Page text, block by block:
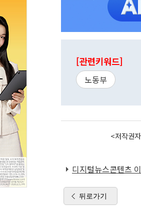
[관련키워드]
노동부
<저작권
디지털뉴스콘텐츠
뒤로가기